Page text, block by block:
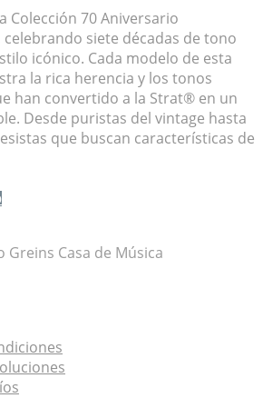
Colección 70 Aniversario
siete décadas de tono
icónico. Cada modelo de esta
la rica herencia y los tonos
han convertido a la Strat® en un
Desde puristas del vintage hasta
que buscan características de